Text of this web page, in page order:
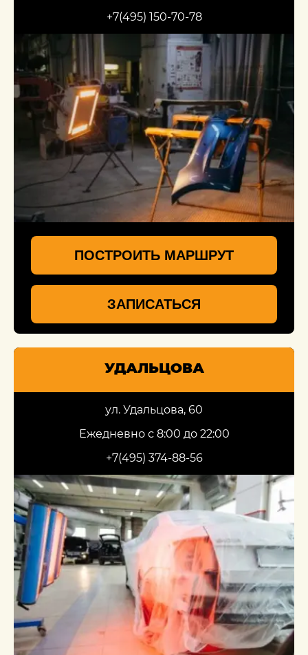
+7(495) 150-70-78
ПОСТРОИТЬ МАРШРУТ
ЗАПИСАТЬСЯ
УДАЛЬЦОВА
ул. Удальцова, 60
Ежедневно с 8:00 до 22:00
+7(495) 374-88-56